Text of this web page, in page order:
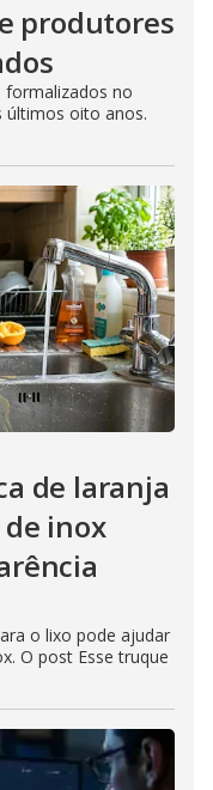
produtores
formalizados no
últimos oito anos.
de laranja
inox
o lixo pode ajudar
O post Esse truque